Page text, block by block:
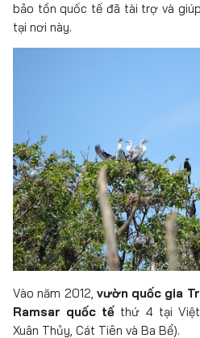
bảo tồn quốc tế đã tài trợ và
tại nơi này.
Vào năm 2012, vườn quốc gia
Ramsar quốc tế thứ 4 tại
Xuân Thủy, Cát Tiên và Ba Bể).